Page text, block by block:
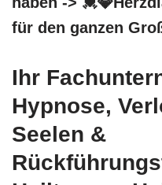
für den ganzen
Ihr
Hypnose,
Seelen &